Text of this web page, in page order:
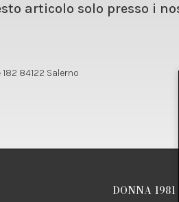
articolo solo presso i
84122 Salerno
DONNA 1981